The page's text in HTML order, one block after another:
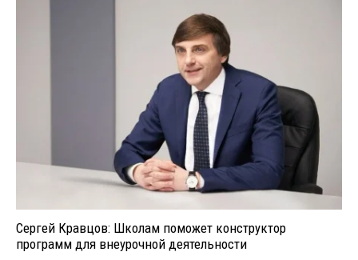
Сергей Кравцов: Школам поможет конструктор
программ для внеурочной деятельности